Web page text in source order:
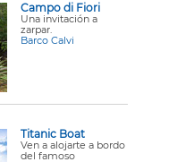
Campo di Fiori
Una invitación a
zarpar.
Barco Calvi
Titanic Boat
Ven a alojarte a bordo
del famoso